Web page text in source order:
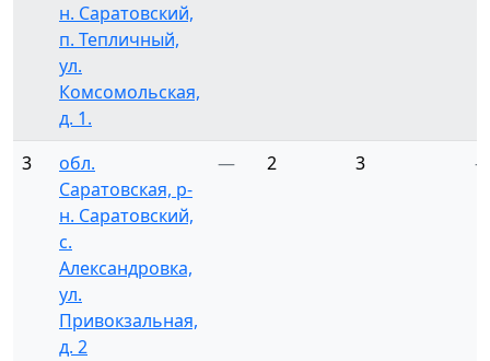
н. Саратовский,
п. Тепличный,
ул.
Комсомольская,
д. 1.
3
обл.
Саратовская, р-
н. Саратовский,
с.
Александровка,
ул.
Привокзальная,
д. 2
— 2 3